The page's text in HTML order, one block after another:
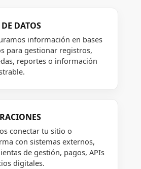
DE DATOS
información en bases
para gestionar registros,
reportes o información
conectar tu sitio o
con sistemas externos,
de gestión, pagos, APIs
digitales.